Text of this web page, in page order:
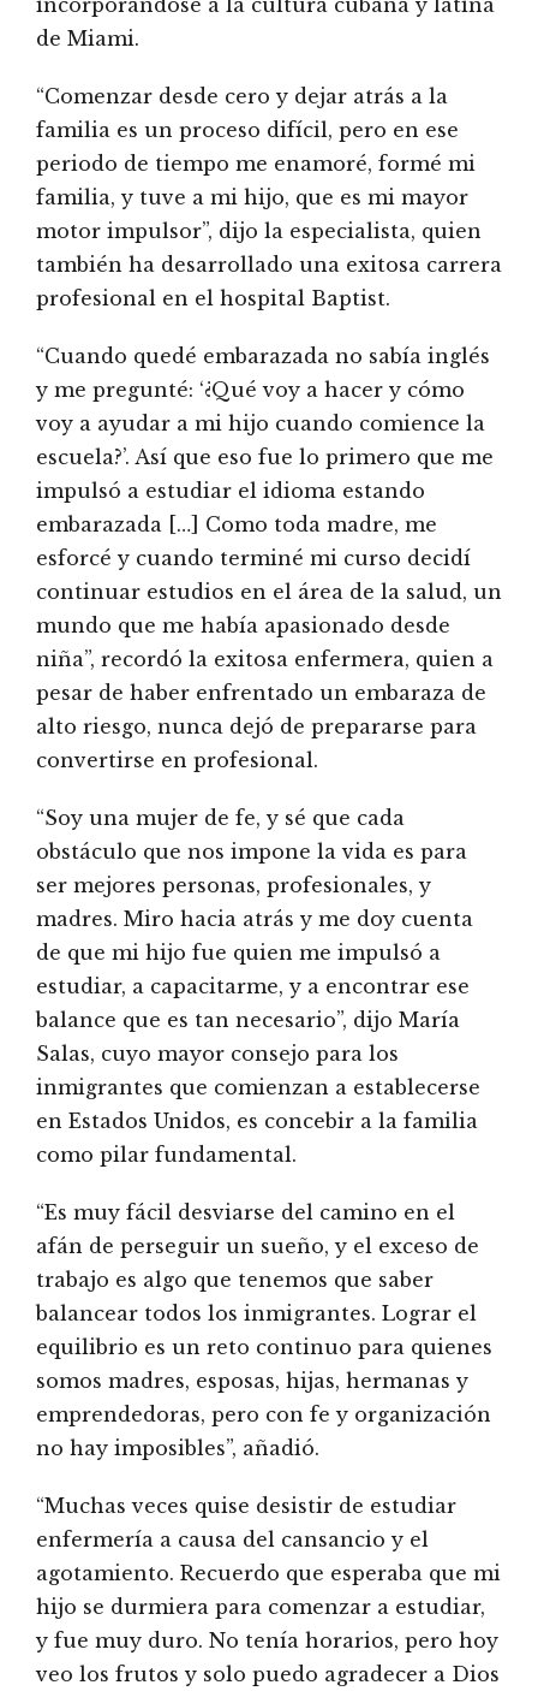
incorporándose a la cultura cubana y latina
de Miami.
“Comenzar desde cero y dejar atrás a la
familia es un proceso difícil, pero en ese
periodo de tiempo me enamoré, formé mi
familia, y tuve a mi hijo, que es mi mayor
motor impulsor”, dijo la especialista, quien
también ha desarrollado una exitosa carrera
profesional en el hospital Baptist.
“Cuando quedé embarazada no sabía inglés
y me pregunté: ‘¿Qué voy a hacer y cómo
voy a ayudar a mi hijo cuando comience la
escuela?’. Así que eso fue lo primero que me
impulsó a estudiar el idioma estando
embarazada […] Como toda madre, me
esforcé y cuando terminé mi curso decidí
continuar estudios en el área de la salud, un
mundo que me había apasionado desde
niña”, recordó la exitosa enfermera, quien a
pesar de haber enfrentado un embaraza de
alto riesgo, nunca dejó de prepararse para
convertirse en profesional.
“Soy una mujer de fe, y sé que cada
obstáculo que nos impone la vida es para
ser mejores personas, profesionales, y
madres. Miro hacia atrás y me doy cuenta
de que mi hijo fue quien me impulsó a
estudiar, a capacitarme, y a encontrar ese
balance que es tan necesario”, dijo María
Salas, cuyo mayor consejo para los
inmigrantes que comienzan a establecerse
en Estados Unidos, es concebir a la familia
como pilar fundamental.
“Es muy fácil desviarse del camino en el
afán de perseguir un sueño, y el exceso de
trabajo es algo que tenemos que saber
balancear todos los inmigrantes. Lograr el
equilibrio es un reto continuo para quienes
somos madres, esposas, hijas, hermanas y
emprendedoras, pero con fe y organización
no hay imposibles”, añadió.
“Muchas veces quise desistir de estudiar
enfermería a causa del cansancio y el
agotamiento. Recuerdo que esperaba que mi
hijo se durmiera para comenzar a estudiar,
y fue muy duro. No tenía horarios, pero hoy
veo los frutos y solo puedo agradecer a Dios